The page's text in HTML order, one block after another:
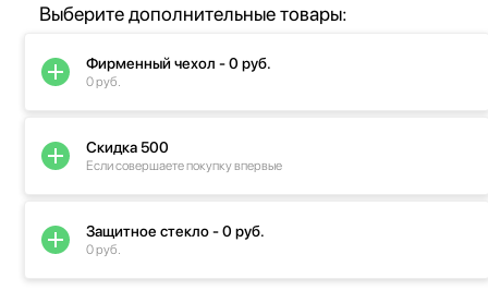
Выберите дополнительные товары:
Фирменный чехол - 0 руб.
0 руб.
Скидка 500
Если совершаете покупку впервые
Защитное стекло - 0 руб.
0 руб.